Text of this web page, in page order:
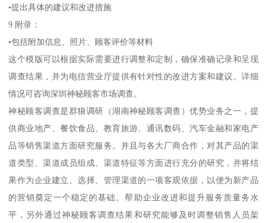
•提出具体的建议和改进措施
9.附录：
•包括附加信息、照片、顾客评价等材料
这个模版可以根据实际需要进行调整和定制，确保准确记录和呈现
调查结果，并为电信营业厅提供有针对性的改进方案和建议。详细
情况可咨询深圳神秘顾客市场调查。
神秘顾客调查是群狼调研（湖南神秘顾客调查）优势业务之一，提
供商业地产、餐饮食品、教育旅游、通讯数码、汽车金融和家电产
品等销售渠道方面研究服务。并且与各大厂商合作，对其产品的渠
道类型、渠道成员组成、渠道特征等方面进行充分的研究，并将结
果作为企业建立、选择、管理渠道的一项客观依据，以便为新产品
的营销奠定一个稳定的基础。帮助企业改进和提升服务质量务水
平，另外通过神秘顾客调查结果和研究能够及时调整销售人员架